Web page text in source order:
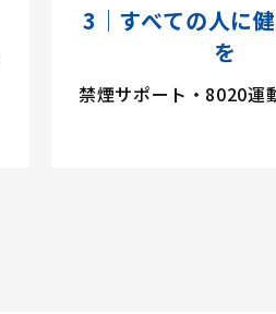
3｜すべての人に
を
禁煙サポート・8020運